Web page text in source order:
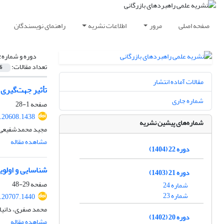
صفحه اصلی مرور اطلاعات نشریه راهنمای نویسندگان
دوره و
تعداد مقالات: 6
تأثیر
صفحه1-28
مجید
مشاهده مقاله
شناسایی و
صفحه29-48
محمد صفری،
مقالات آماده انتشار
شماره جاری
شماره‌های پیشین نشریه
دوره 22 (1404)
دوره 21 (1403)
شماره 24
شماره 23
دوره 20 (1402)